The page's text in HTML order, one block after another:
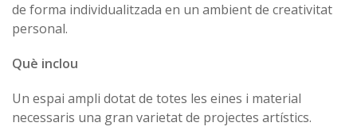
de forma individualitzada en un ambient de creativitat
personal.
Què inclou
Un espai ampli dotat de totes les eines i material
necessaris una gran varietat de projectes artístics.